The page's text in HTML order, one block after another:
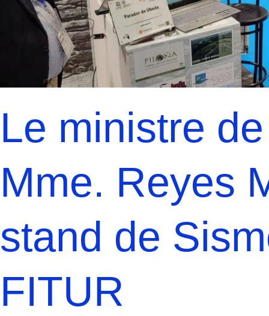
Le ministre
Mme. Reyes
stand de
FITUR